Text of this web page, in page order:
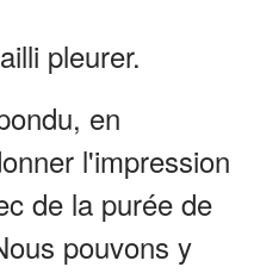
pleurer.
en
l'impression
de la purée de
pouvons y